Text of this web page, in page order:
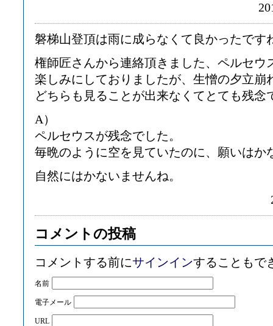
磐梯山登頂は雨に成らなくて良かったです
権師匠さんから連絡頂きました、ペルセウ
楽しみにしておりましたが、生憎の夕立崩
どちらも見ることが出来なくてとても残念
A）
ペルセウスが残念でした。
毎晩のように空を見ていたのに、願いはか
自然にはかないませんね。
コメントの投稿
コメントする前にサインインすることもで
名前
電子メール
URL